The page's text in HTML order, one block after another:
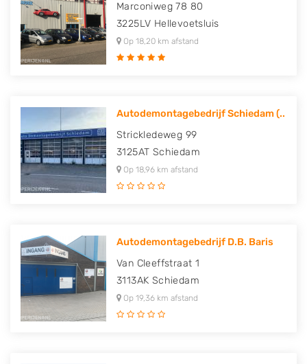
Marconiweg 78 80
3225LV Hellevoetsluis
Op 18,20 km afstand
Autodemontagebedrijf Schiedam (..
Strickledeweg 99
3125AT Schiedam
Op 18,96 km afstand
Autodemontagebedrijf D.B. Baris
Van Cleeffstraat 1
3113AK Schiedam
Op 19,36 km afstand